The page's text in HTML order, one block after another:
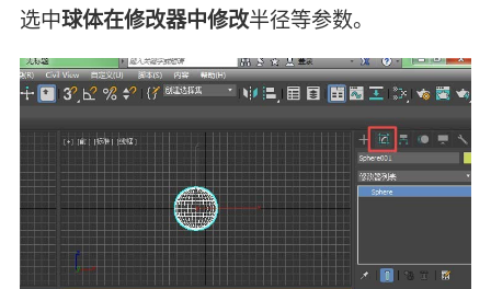
选中球体在修改器中修改半径等参数。